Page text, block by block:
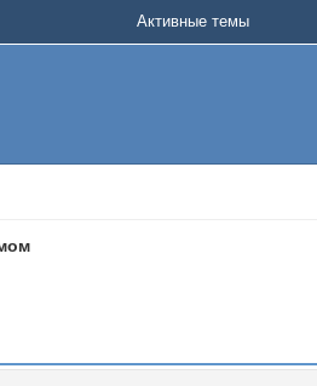
Активные темы